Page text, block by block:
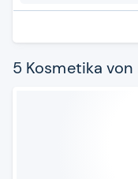
5 Kosmetika